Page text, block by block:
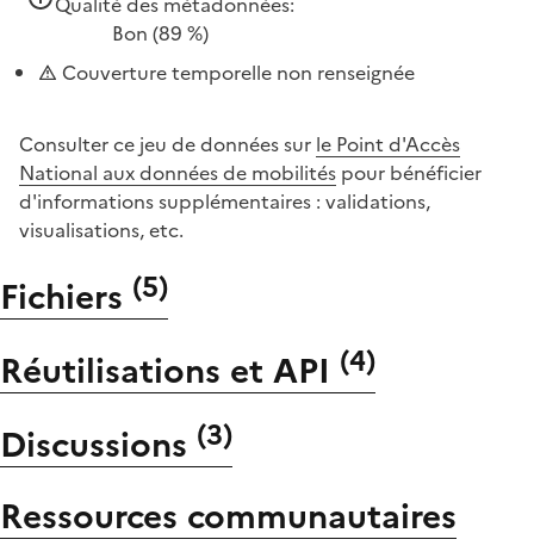
Bon (89 %)
Couverture temporelle non renseignée
Consulter ce jeu de données sur le Point d'Accès
National aux données de mobilités pour bénéficier
d'informations supplémentaires : validations,
visualisations, etc.
Fichiers (5)
Réutilisations et API (4)
Discussions (3)
Ressources communautaires